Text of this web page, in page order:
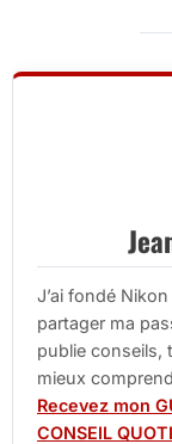
J’ai fondé
partager ma
publie conseils,
mieux
Recevez mon
CONSEIL